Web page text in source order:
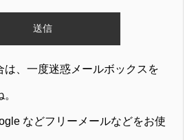
、一度迷惑メールボックスを
などフリーメールなどをお使